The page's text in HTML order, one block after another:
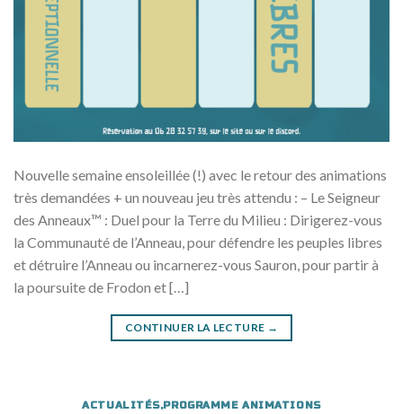
Nouvelle semaine ensoleillée (!) avec le retour des animations
très demandées + un nouveau jeu très attendu : – Le Seigneur
des Anneaux™ : Duel pour la Terre du Milieu : Dirigerez-vous
la Communauté de l’Anneau, pour défendre les peuples libres
et détruire l’Anneau ou incarnerez-vous Sauron, pour partir à
la poursuite de Frodon et […]
CONTINUER LA LECTURE →
ACTUALITÉS,PROGRAMME ANIMATIONS